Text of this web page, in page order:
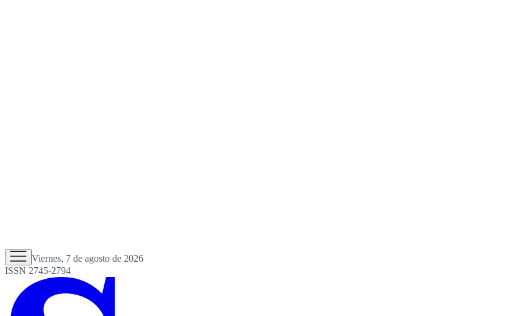
Viernes, 7 de agosto de 2026
ISSN 2745-2794